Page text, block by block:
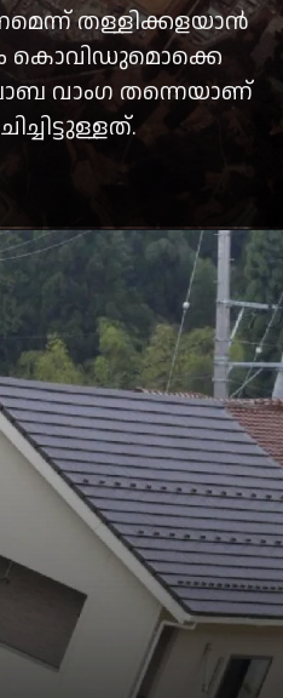
തള്ളിക്കളയാൻ
കൊവിഡുമൊക്കെ
വാംഗ തന്നെയാണ്
ഇതും പ്രവചിച്ചിട്ടുള്ളത്.